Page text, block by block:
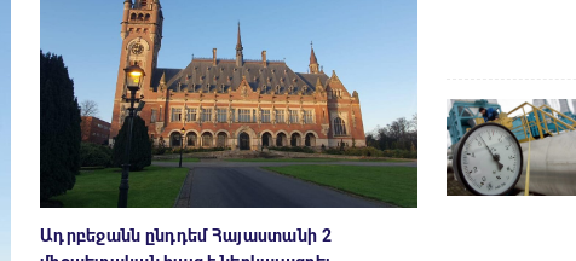
Ադրբեջանն ընդդեմ Հայաստանի 2